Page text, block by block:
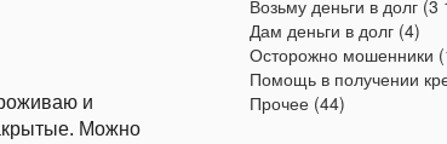
и
Можно
Возьму деньги в долг(3
Дам деньги в долг(4)
Осторожно мошенники
Помощь в получении
Прочее(44)